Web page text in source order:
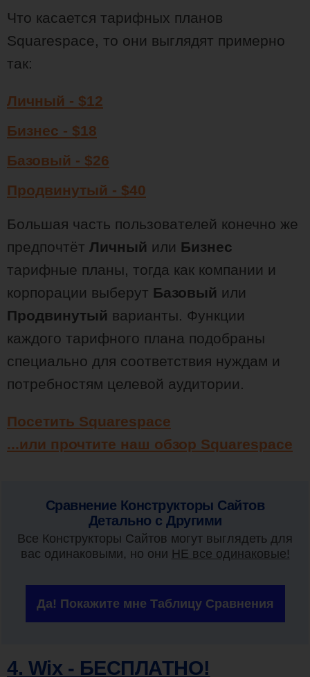
Что касается тарифных планов
Squarespace, то они выглядят примерно
так:
Личный - $12
Бизнес - $18
Базовый - $26
Продвинутый - $40
Большая часть пользователей конечно же
предпочтёт Личный или Бизнес
тарифные планы, тогда как компании и
корпорации выберут Базовый или
Продвинутый варианты. Функции
каждого тарифного плана подобраны
специально для соответствия нуждам и
потребностям целевой аудитории.
Посетить Squarespace
...или прочтите наш обзор Squarespace
Сравнение Конструкторы Сайтов
Детально с Другими
Все Конструкторы Сайтов могут выглядеть для
вас одинаковыми, но они НЕ все одинаковые!
Да! Покажите мне Таблицу Сравнения
4. Wix - БЕСПЛАТНО!